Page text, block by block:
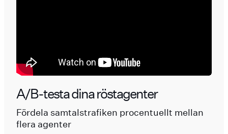
A/B-testa dina röstagenter
Fördela samtalstrafiken procentuellt mellan
flera agenter